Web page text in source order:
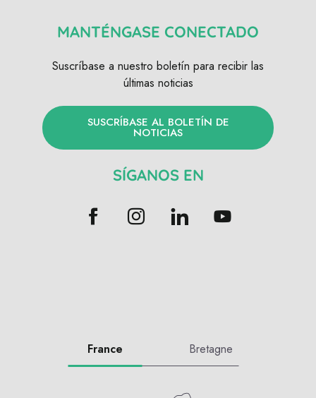
MANTÉNGASE CONECTADO
Suscríbase a nuestro boletín para recibir las
últimas noticias
SUSCRÍBASE AL BOLETÍN DE
NOTICIAS
SÍGANOS EN
France Bretagne